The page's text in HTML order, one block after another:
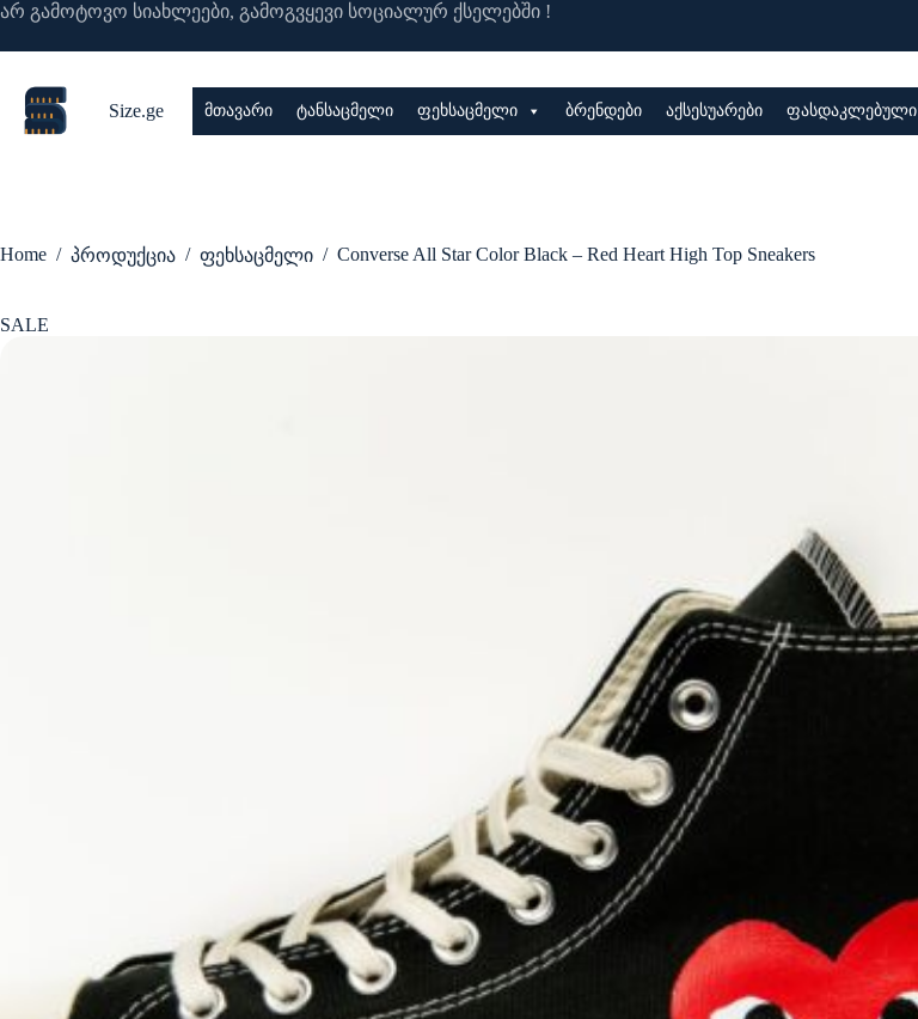
Skip
content
არ გამოტოვო სიახლეები, გამოგვყევი სოციალურ ქსელებში !
Size.ge მთავარი ტანსაცმელი ფეხსაცმელი ბრენდები აქსესუარები ფასდაკლებული
Home / პროდუქცია / ფეხსაცმელი / Converse All Star Color Black – Red Heart High Top Sneakers
SALE